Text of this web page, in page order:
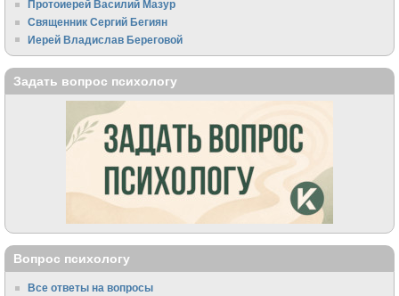
Протоиерей Василий Мазур
Священник Сергий Бегиян
Иерей Владислав Береговой
Задать вопрос психологу
Вопрос психологу
Все ответы на вопросы